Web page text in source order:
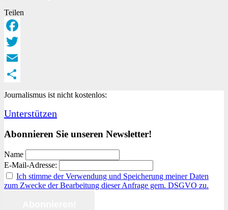
Teilen
Facebook
Twitter
Email
Teilen
Journalismus ist nicht kostenlos:
Unterstützen
Abonnieren Sie unseren Newsletter!
Name
E-Mail-Adresse:
Ich stimme der Verwendung und Speicherung meiner Daten
zum Zwecke der Bearbeitung dieser Anfrage gem. DSGVO zu.